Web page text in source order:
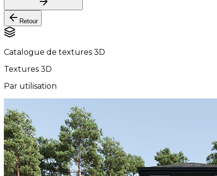
Retour
Catalogue de textures 3D
Textures 3D
Par utilisation